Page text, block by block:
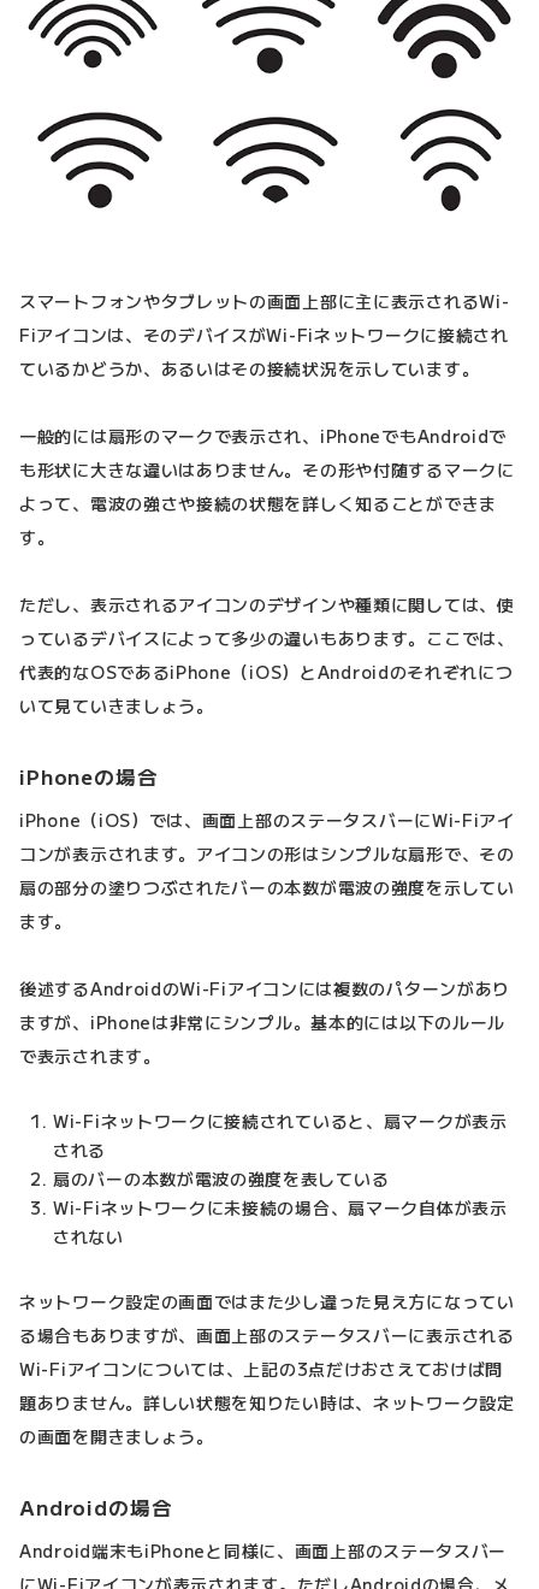
スマートフォンやタブレットの画面上部に主に表示されるWi-
Fiアイコンは、そのデバイスがWi-Fiネットワークに接続され
ているかどうか、あるいはその接続状況を示しています。
一般的には扇形のマークで表示され、iPhoneでもAndroidで
も形状に大きな違いはありません。その形や付随するマークに
よって、電波の強さや接続の状態を詳しく知ることができま
す。
ただし、表示されるアイコンのデザインや種類に関しては、使
っているデバイスによって多少の違いもあります。ここでは、
代表的なOSであるiPhone（iOS）とAndroidのそれぞれにつ
いて見ていきましょう。
iPhoneの場合
iPhone（iOS）では、画面上部のステータスバーにWi-Fiアイ
コンが表示されます。アイコンの形はシンプルな扇形で、その
扇の部分の塗りつぶされたバーの本数が電波の強度を示してい
ます。
後述するAndroidのWi-Fiアイコンには複数のパターンがあり
ますが、iPhoneは非常にシンプル。基本的には以下のルール
で表示されます。
Wi-Fiネットワークに接続されていると、扇マークが表示
される
扇のバーの本数が電波の強度を表している
Wi-Fiネットワークに未接続の場合、扇マーク自体が表示
されない
ネットワーク設定の画面ではまた少し違った見え方になってい
る場合もありますが、画面上部のステータスバーに表示される
Wi-Fiアイコンについては、上記の3点だけおさえておけば問
題ありません。詳しい状態を知りたい時は、ネットワーク設定
の画面を開きましょう。
Androidの場合
Android端末もiPhoneと同様に、画面上部のステータスバー
にWi-Fiアイコンが表示されます。ただしAndroidの場合、メ